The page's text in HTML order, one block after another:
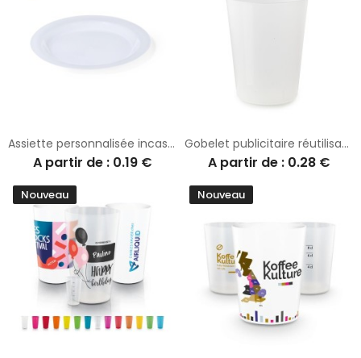
Assiette personnalisée incassable Grisen
A partir de : 0.19 €
Gobelet publicitaire réutilisable Eco 900
A partir de : 0.28 €
Nouveau Nouveau